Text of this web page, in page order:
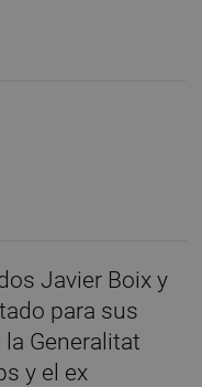
Javier Boix y
para sus
Generalitat
y el ex